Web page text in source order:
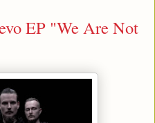
EP "We Are Not